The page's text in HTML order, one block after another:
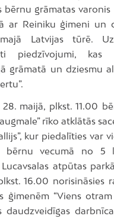
bērnu grāmatas varonis
ar Reiniku ģimeni un
Latvijas tūrē.
piedzīvojumi, kas
grāmatā un dziesmu
28. maijā, plkst. 11.00
rīko atklātās
kur piedalīties var
bērnu vecumā no 5
Lucavsalas atpūtas
16.00 norisināsies
ģimenēm “Viens
daudzveidīgas